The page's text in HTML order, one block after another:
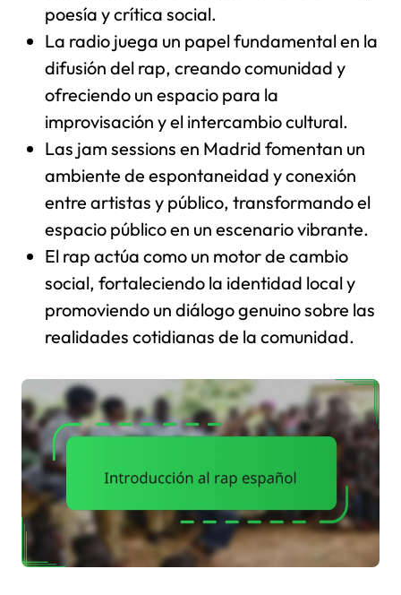
poesía y crítica social.
La radio juega un papel fundamental en la
difusión del rap, creando comunidad y
ofreciendo un espacio para la
improvisación y el intercambio cultural.
Las jam sessions en Madrid fomentan un
ambiente de espontaneidad y conexión
entre artistas y público, transformando el
espacio público en un escenario vibrante.
El rap actúa como un motor de cambio
social, fortaleciendo la identidad local y
promoviendo un diálogo genuino sobre las
realidades cotidianas de la comunidad.